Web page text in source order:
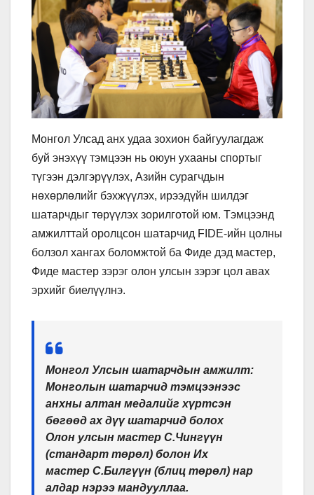
Монгол Улсад анх удаа зохион байгуулагдаж
буй энэхүү тэмцээн нь оюун ухааны спортыг
түгээн дэлгэрүүлэх, Азийн сурагчдын
нөхөрлөлийг бэхжүүлэх, ирээдүйн шилдэг
шатарчдыг төрүүлэх зорилготой юм. Тэмцээнд
амжилттай оролцсон шатарчид FIDE-ийн цолны
болзол хангах боломжтой ба Фиде дэд мастер,
Фиде мастер зэрэг олон улсын зэрэг цол авах
эрхийг биелүүлнэ.
Монгол Улсын шатарчдын амжилт:
Монголын шатарчид тэмцээнээс
анхны алтан медалийг хүртсэн
бөгөөд ах дүү шатарчид болох
Олон улсын мастер С.Чингүүн
(стандарт төрөл) болон Их
мастер С.Билгүүн (блиц төрөл) нар
алдар нэрээ мандууллаа.